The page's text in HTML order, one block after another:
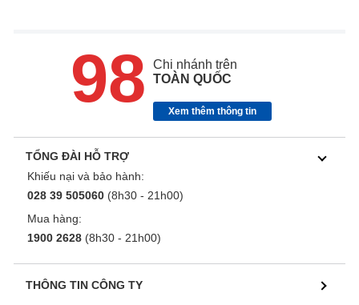
98
Chi nhánh trên
TOÀN QUỐC
Xem thêm thông tin
TỔNG ĐÀI HỖ TRỢ
Khiếu nại và bảo hành:
028 39 505060 (8h30 - 21h00)
Mua hàng:
1900 2628 (8h30 - 21h00)
THÔNG TIN CÔNG TY